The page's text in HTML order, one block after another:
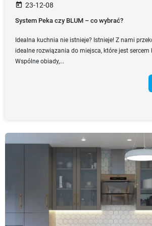
today 23-12-08
System Peka czy BLUM – co wybrać?
Idealna kuchnia nie istnieje? Istnieje! Z nami
idealne rozwiązania do miejsca, które jest sercem
Wspólne obiady,...